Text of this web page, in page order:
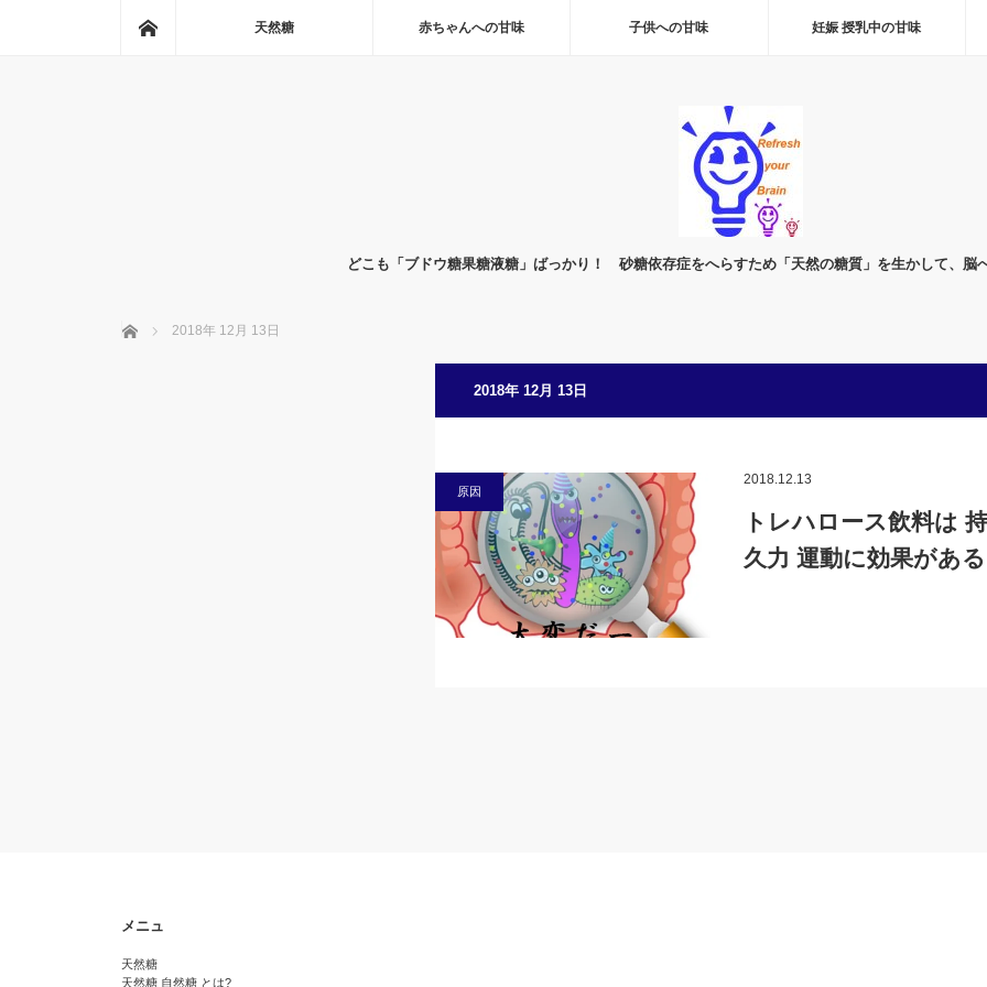
天然糖 赤ちゃんへの甘味 子供への甘味 妊娠 授乳中の甘味
どこも「ブドウ糖果糖液糖」ばっかり！ 砂糖依存症をへらすため「天然の糖質」を生かして、脳
ホーム 2018年 12月 13日
2018年 12月 13日
原因
2018.12.13
トレハロース飲料は 持
久力 運動に効果があ
メニュ
天然糖
天然糖 自然糖 とは?